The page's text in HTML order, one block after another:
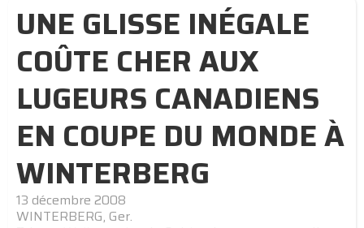
UNE GLISSE INÉGALE
COÛTE CHER AUX
LUGEURS CANADIENS
EN COUPE DU MONDE À
WINTERBERG
13 décembre 2008
WINTERBERG, Ger.